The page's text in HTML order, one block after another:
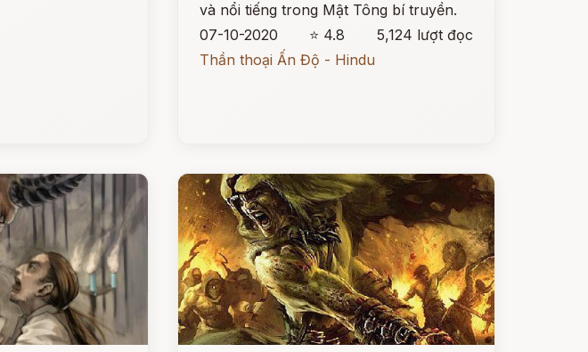
và nổi tiếng trong Mật Tông bí truyền.
07-10-2020
⭐ 4.8
5,124 lượt đọc
Thần thoại Ấn Độ - Hindu